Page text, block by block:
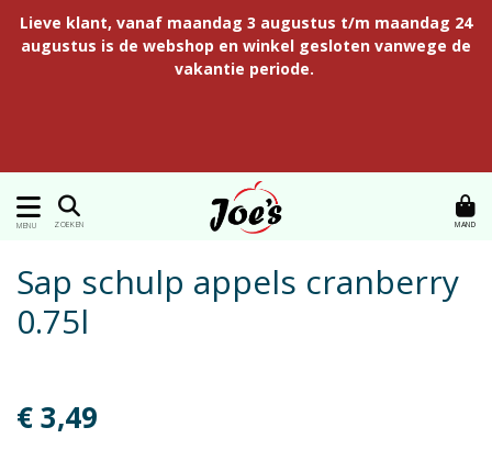
Lieve klant, vanaf maandag 3 augustus t/m maandag 24
augustus is de webshop en winkel gesloten vanwege de
vakantie periode.
MENU ZOEKEN MAND
Sap schulp appels cranberry
0.75l
€ 3,49